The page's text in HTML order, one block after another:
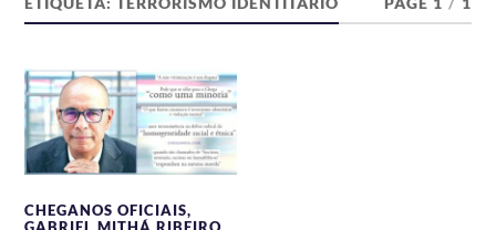
CHEGANOS OFICIAIS,
GABRIEL MITHÁ RIBEIRO